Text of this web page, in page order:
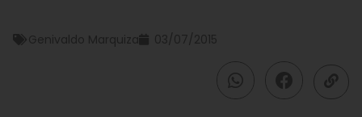
Genivaldo Marquiza 03/07/2015